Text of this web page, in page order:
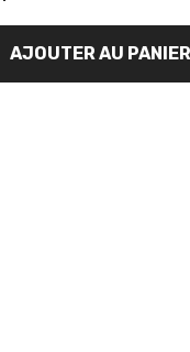
de
chaine
pour
Briggs
AJOUTER AU PANIER